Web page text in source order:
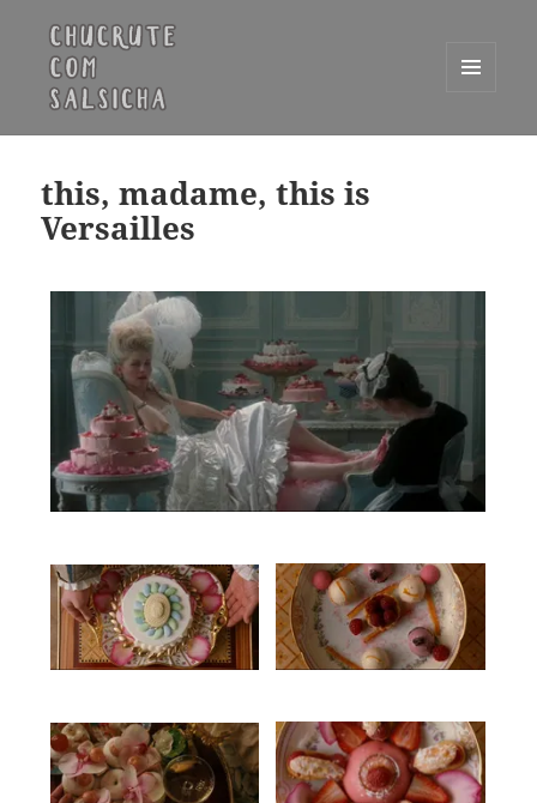
WIDGETS
this, madame, this is
Versailles